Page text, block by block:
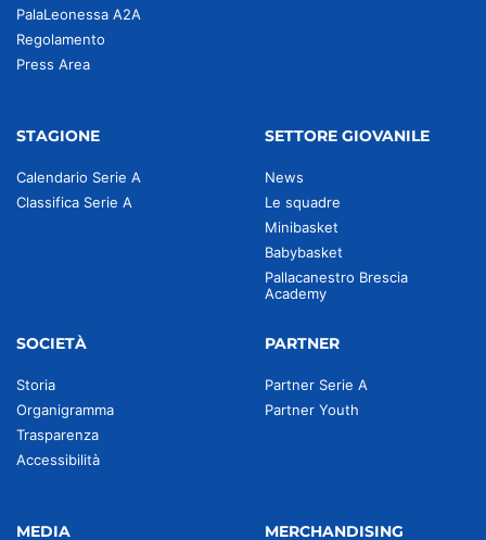
PalaLeonessa A2A
Regolamento
Press Area
STAGIONE
Calendario Serie A
Classifica Serie A
SETTORE GIOVANILE
News
Le squadre
Minibasket
Babybasket
Pallacanestro Brescia
Academy
SOCIETÀ
Storia
Organigramma
Trasparenza
Accessibilità
PARTNER
Partner Serie A
Partner Youth
MEDIA MERCHANDISING